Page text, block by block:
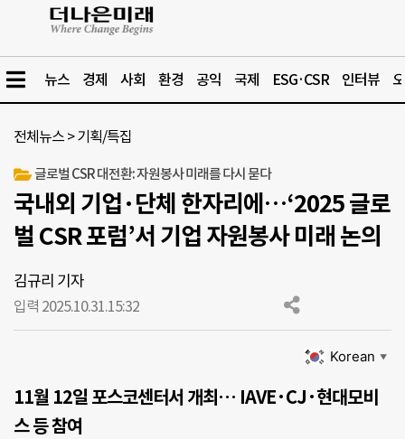
뉴스 경제 사회 환경 공익 국제 ESG·CSR 인터뷰
전체뉴스 >기획/특집
글로벌 CSR 대전환: 자원봉사 미래를 다시 묻다
국내외 기업·단체 한자리에…‘2025 글로
벌 CSR 포럼’서 기업 자원봉사 미래 논의
김규리 기자
입력 2025.10.31.15:32
Korean ▼
11월 12일 포스코센터서 개최… IAVE·CJ·현대모비
스 등 참여